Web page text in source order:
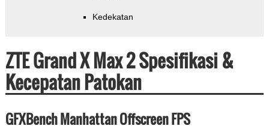
Kedekatan
ZTE Grand X Max 2 Spesifikasi &
Kecepatan Patokan
GFXBench Manhattan Offscreen FPS